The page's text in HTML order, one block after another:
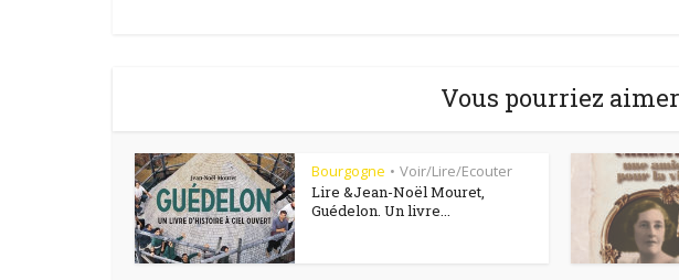
Vous pourriez aimer
Bourgogne • Voir/Lire/Ecouter
Lire &Jean-Noël Mouret,
Guédelon. Un livre...